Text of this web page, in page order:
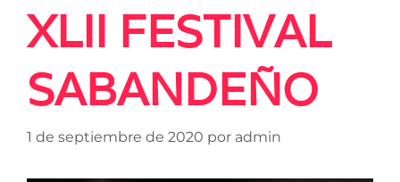
XLII FESTIVAL
SABANDEÑO
1 de septiembre de 2020 por admin